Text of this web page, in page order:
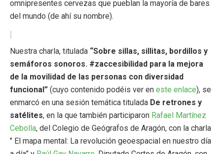
omnipresentes cervezas que pueblan la mayoría de bares
del mundo (de ahí su nombre).
Nuestra charla, titulada “Sobre sillas, sillitas, bordillos y
semáforos sonoros. #zaccesibilidad para la mejora
de la movilidad de las personas con diversidad
funcional” (cuyo contenido podéis ver en este enlace), se
enmarcó en una sesión temática titulada De retrones y
satélites, en la que también participaron Rafael Martínez
Cebolla, del Colegio de Geógrafos de Aragón, con la charla
" El mapa mental: La revolución geoespacial en nuestro día